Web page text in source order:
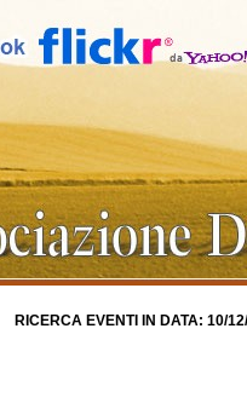
RICERCA EVENTI IN DATA: 10/